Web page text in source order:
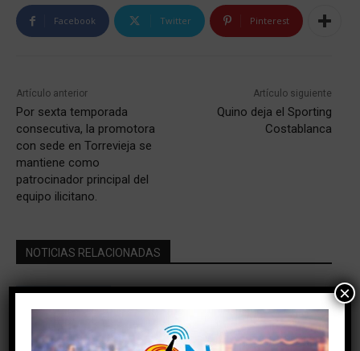
Facebook Twitter Pinterest
Artículo anterior
Por sexta temporada
consecutiva, la promotora
con sede en Torrevieja se
mantiene como
patrocinador principal del
equipo ilicitano.
Artículo siguiente
Quino deja el Sporting
Costablanca
NOTICIAS RELACIONADAS
Cultura
El futuro Centro Cívico de San Roque da
un paso decisivo con la adjudicación del
proyecto por cerca de 158.000 euros
07/08/2026
×